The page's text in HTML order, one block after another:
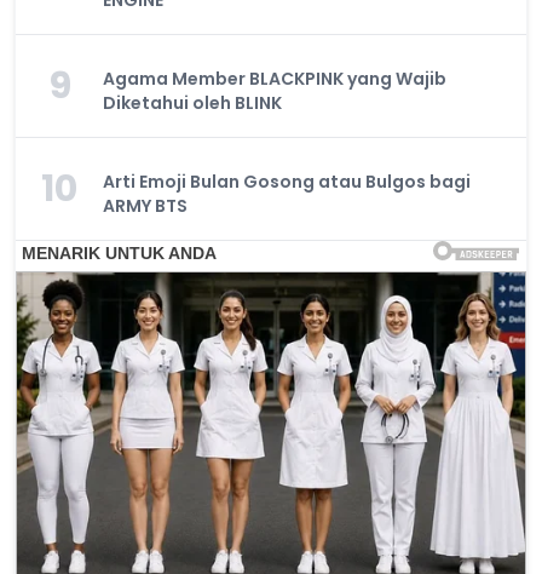
9
Agama Member BLACKPINK yang Wajib
Diketahui oleh BLINK
10
Arti Emoji Bulan Gosong atau Bulgos bagi
ARMY BTS